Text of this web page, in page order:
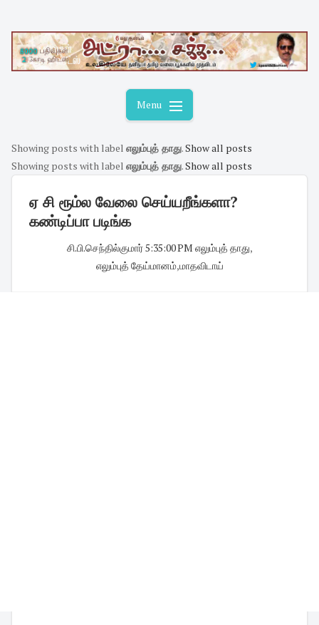
content
Menu
Showing posts with label எலும்புத் தாது.Show all posts
Showing posts with label எலும்புத் தாது.Show all posts
ஏ சி ரூம்ல வேலை செய்யறீங்களா?
கண்டிப்பா படிங்க
சி.பி.செந்தில்குமார்·5:35:00 PM எலும்புத் தாது,
எலும்புத் தேய்மானம்,மாதவிடாய்